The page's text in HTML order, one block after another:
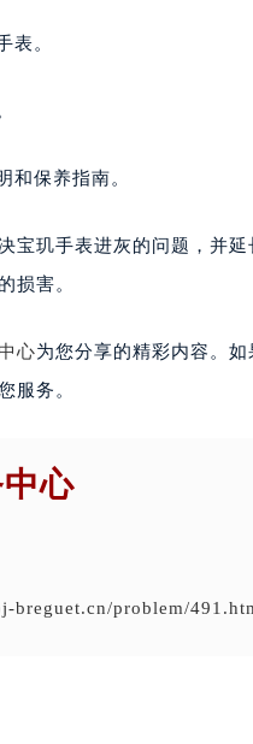
表。
和保养指南。
宝玑手表进灰的问题，并
损害。
心为您分享的精彩内容。
服务。
心
breguet.cn/problem/